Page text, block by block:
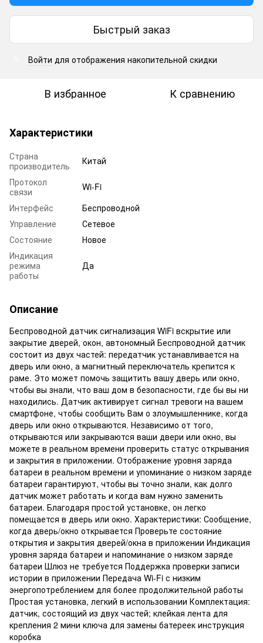
Быстрый заказ
Войти для отображения накопительной скидки
В избранное К сравнению
Характеристики
Страна
производитель
Китай
Протокол
связи
Wi-Fi
Интерфейс
Беспроводной
Управление
Сетевое
Состояние
Новое
Индикация
режима
работы
Да
Описание
Беспроводной датчик сигнализация WiFi вскрытие или
закрытие дверей, окон, автономный Беспроводной датчик
состоит из двух частей: передатчик устанавливается на
дверь или окно, а магнитный переключатель крепится к
раме. Это может помочь защитить вашу дверь или окно,
чтобы вы знали, что ваш дом в безопасности, где бы вы ни
находились. Датчик активирует сигнал тревоги на вашем
смартфоне, чтобы сообщить Вам о злоумышленнике, когда
дверь или окно открываются. Независимо от того,
открываются или закрываются ваши двери или окно, вы
можете в реальном времени проверить статус открывания
и закрытия в приложении. Отображение уровня заряда
батареи в реальном времени и упоминание о низком заряде
батареи гарантируют, чтобы вы точно знали, как долго
датчик может работать и когда вам нужно заменить
батареи. Благодаря простой установке, он легко
помещается в дверь или окно. Характеристики: Сообщение,
когда дверь/окно открывается Проверьте состояние
открытия и закрытия дверей/окна в приложении Индикация
уровня заряда батареи и напоминание о низком заряде
батареи Шлюз не требуется Поддержка проверки записи
истории в приложении Передача Wi-Fi с низким
энергопотреблением для более продолжительной работы
Простая установка, легкий в использовании Комплектация:
датчик, состоящий из двух частей; клейкая лента для
крепления 2 мини ключа для замены батереек инструкция
коробка